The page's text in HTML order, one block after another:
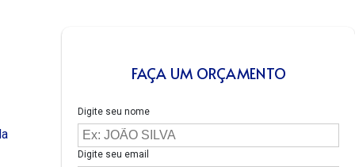
FAÇA UM ORÇAMENTO
Digite seu nome
Digite seu email